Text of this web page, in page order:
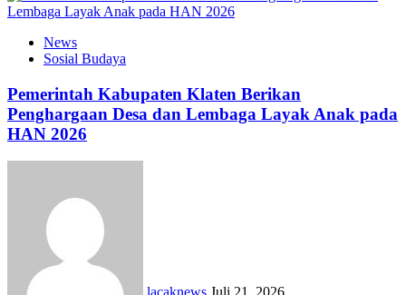
News
Sosial Budaya
Pemerintah Kabupaten Klaten Berikan
Penghargaan Desa dan Lembaga Layak Anak pada
HAN 2026